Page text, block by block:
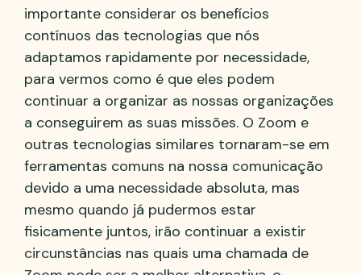
importante considerar os benefícios
contínuos das tecnologias que nós
adaptamos rapidamente por necessidade,
para vermos como é que eles podem
continuar a organizar as nossas organizações
a conseguirem as suas missões. O Zoom e
outras tecnologias similares tornaram-se em
ferramentas comuns na nossa comunicação
devido a uma necessidade absoluta, mas
mesmo quando já pudermos estar
fisicamente juntos, irão continuar a existir
circunstâncias nas quais uma chamada de